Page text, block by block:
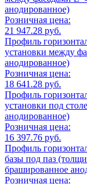
анодированное)
Розничная цена:
21 947.28 руб.
Профиль
установки между
анодированное)
Розничная цена:
18 641.28 руб.
Профиль
установки под
анодированное)
Розничная цена:
16 397.76 руб.
Профиль
базы под паз
брашированное
Розничная цена: